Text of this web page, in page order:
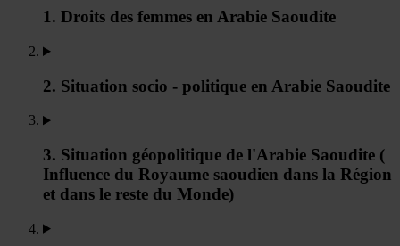
1. Droits des femmes en Arabie Saoudite
2. Situation socio - politique en Arabie Saoudite
3. Situation géopolitique de l'Arabie Saoudite (
Influence du Royaume saoudien dans la Région
et dans le reste du Monde)